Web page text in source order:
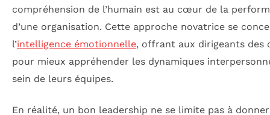
compréhension de l’humain est au cœur de la
d’une organisation. Cette approche novatrice se
l’intelligence émotionnelle, offrant aux dirigeants des
pour mieux appréhender les dynamiques
sein de leurs équipes.
En réalité, un bon leadership ne se limite pas à